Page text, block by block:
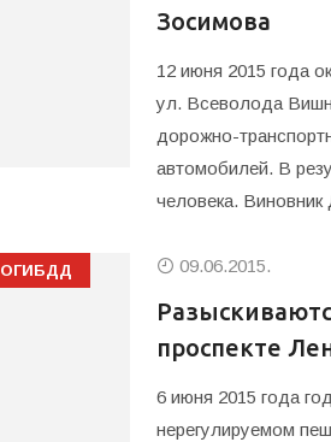
Зосимова
12 июня 2015 года
ул. Всеволода
дорожно-
автомобилей. В
человека.
ОГИБДД 09.06.2015.
проспекте
6 июня 2015 года
нерегулируемом